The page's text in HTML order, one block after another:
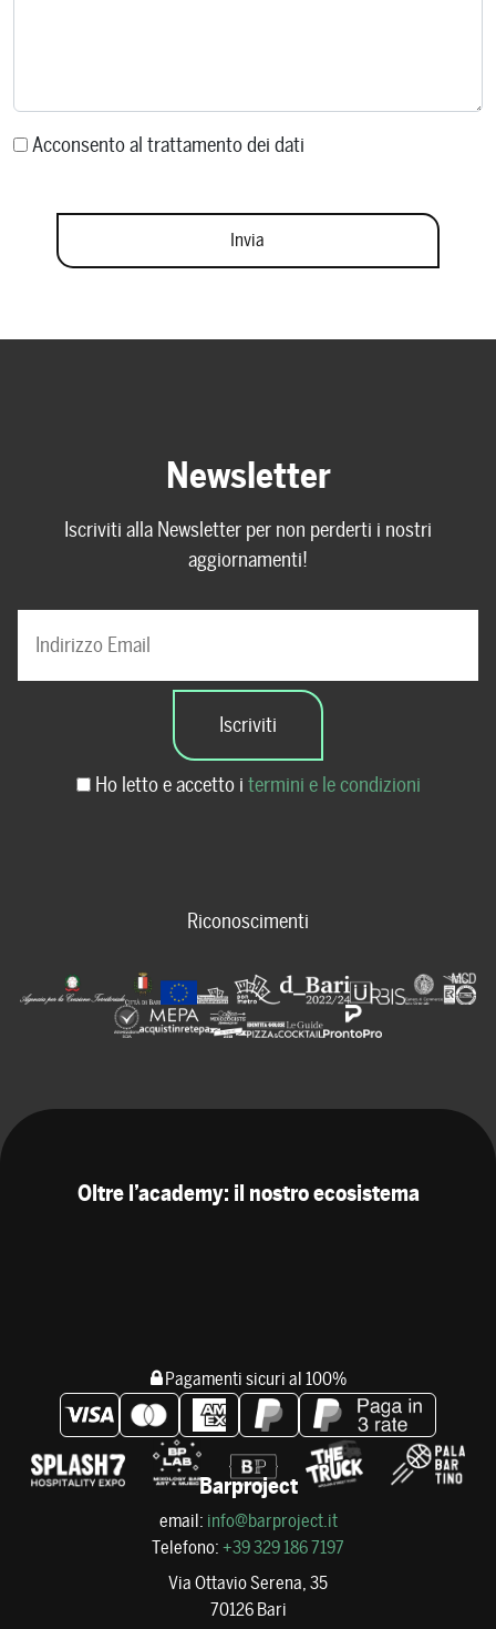
Acconsento al trattamento dei dati
Newsletter
Iscriviti alla Newsletter per non perderti i nostri
aggiornamenti!
Ho letto e accetto i termini e le condizioni
Riconoscimenti
Oltre l’academy: il nostro ecosistema
Pagamenti sicuri al 100%
Barproject
email: info@barproject.it
Telefono: +39 329 186 7197
Via Ottavio Serena, 35
70126 Bari